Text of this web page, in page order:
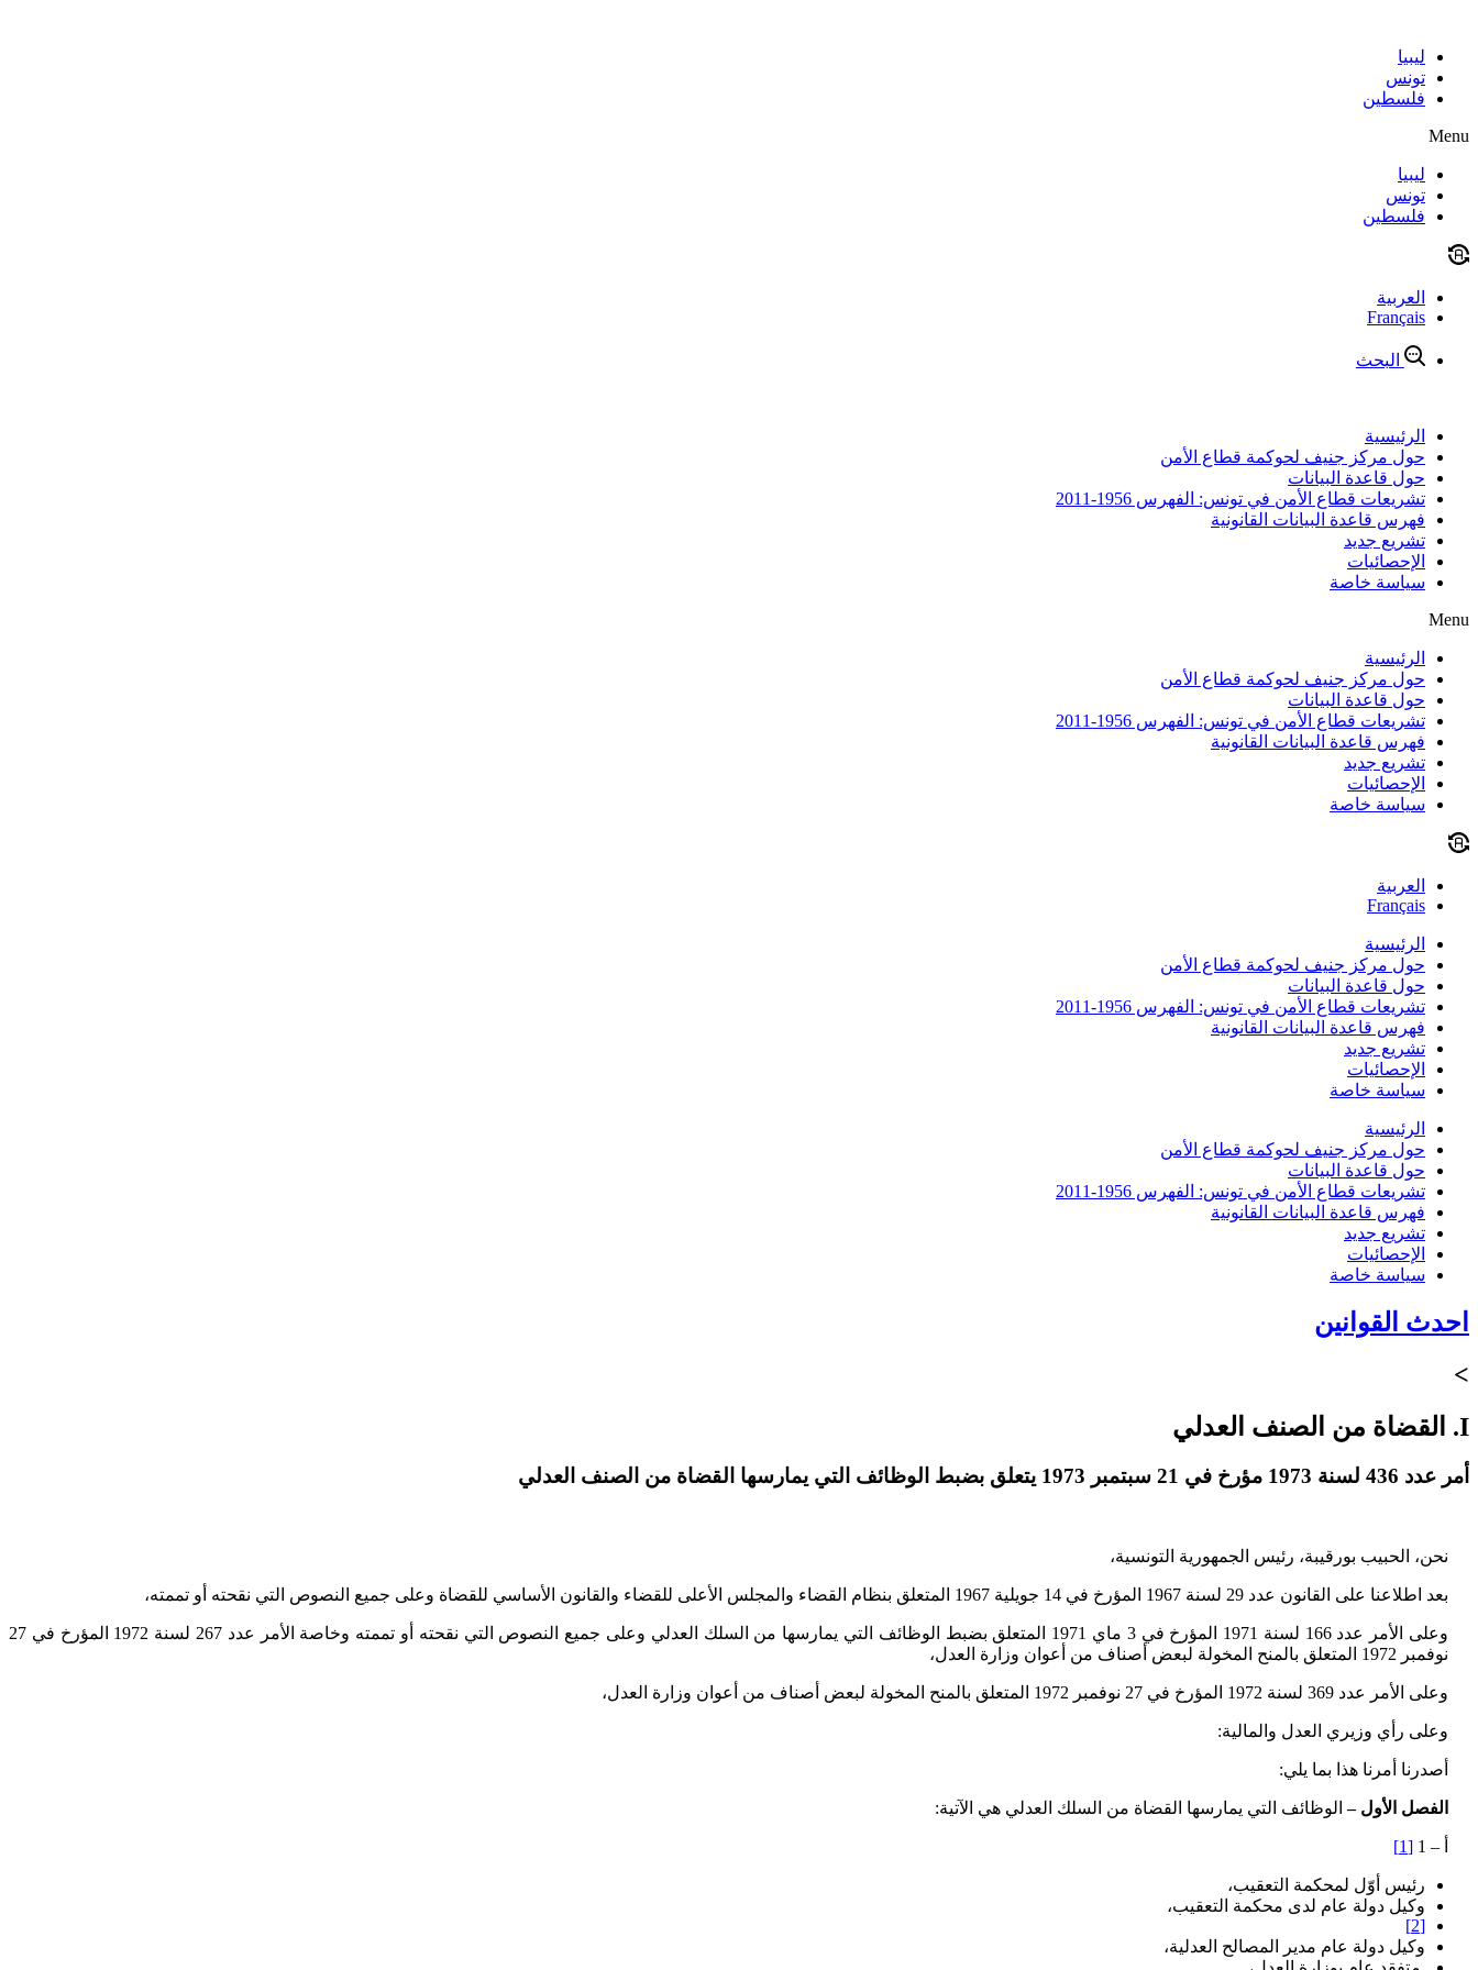
contentليبيا
تونس
فلسطين
Menu
ليبيا
تونس
فلسطين
العربية
Français
البحث
الرئيسية
حول مركز جنيف لحوكمة قطاع الأمن
حول قاعدة البيانات
تشريعات قطاع الأمن في تونس: الفهرس 1956-2011
فهرس قاعدة البيانات القانونية
تشريع جديد
الإحصائيات
سياسة خاصة
Menu
الرئيسية
حول مركز جنيف لحوكمة قطاع الأمن
حول قاعدة البيانات
تشريعات قطاع الأمن في تونس: الفهرس 1956-2011
فهرس قاعدة البيانات القانونية
تشريع جديد
الإحصائيات
سياسة خاصة
العربية
Français
الرئيسية
حول مركز جنيف لحوكمة قطاع الأمن
حول قاعدة البيانات
تشريعات قطاع الأمن في تونس: الفهرس 1956-2011
فهرس قاعدة البيانات القانونية
تشريع جديد
الإحصائيات
سياسة خاصة
الرئيسية
حول مركز جنيف لحوكمة قطاع الأمن
حول قاعدة البيانات
تشريعات قطاع الأمن في تونس: الفهرس 1956-2011
فهرس قاعدة البيانات القانونية
تشريع جديد
الإحصائيات
سياسة خاصة
احدث القوانين
>
I. القضاة من الصنف العدلي
أمر عدد 436 لسنة 1973 مؤرخ في 21 سبتمبر 1973 يتعلق بضبط الوظائف التي يمارسها القضاة من الصنف العدلي
نحن، الحبيب بورقيبة، رئيس الجمهورية التونسية،
بعد اطلاعنا على القانون عدد 29 لسنة 1967 المؤرخ في 14 جويلية 1967 المتعلق بنظام القضاء والمجلس الأعلى للقضاء والقانون الأساسي للقضاة وعلى جميع النصوص التي نقحته أو تممته،
وعلى الأمر عدد 166 لسنة 1971 المؤرخ في 3 ماي 1971 المتعلق بضبط الوظائف التي يمارسها من السلك العدلي وعلى جميع النصوص التي نقحته أو تممته وخاصة الأمر عدد 267 لسنة 1972 المؤرخ في 27
نوفمبر 1972 المتعلق بالمنح المخولة لبعض أصناف من أعوان وزارة العدل،
وعلى الأمر عدد 369 لسنة 1972 المؤرخ في 27 نوفمبر 1972 المتعلق بالمنح المخولة لبعض أصناف من أعوان وزارة العدل،
وعلى رأي وزيري العدل والمالية:
أصدرنا أمرنا هذا بما يلي:
الفصل الأول – الوظائف التي يمارسها القضاة من السلك العدلي هي الآتية:
أ – 1 [1]
رئيس أوّل لمحكمة التعقيب،
وكيل دولة عام لدى محكمة التعقيب،
[2]
وكيل دولة عام مدير المصالح العدلية،